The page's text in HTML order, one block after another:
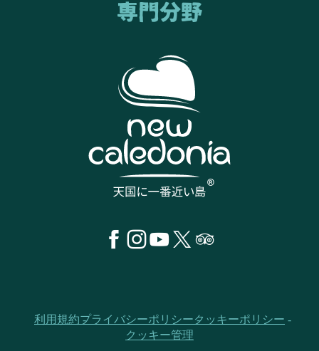
専門分野
利用規約プライバシーポリシークッキーポリシー
クッキー管理